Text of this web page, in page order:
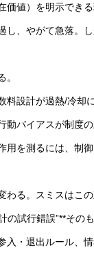
値）を明示でき
、やがて急落。
設計が過熱/冷却に
バイアスが制度の
を測るには、制御
わる。スミスは
試行錯誤”**そのも
・退出ルール、